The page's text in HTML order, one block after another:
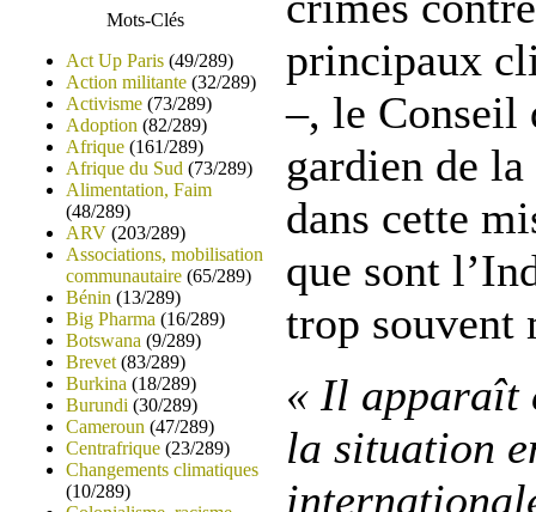
Mots-Clés
Act Up Paris (49/289)
Action militante (32/289)
Activisme (73/289)
Adoption (82/289)
Afrique (161/289)
Afrique du Sud (73/289)
Alimentation, Faim
(48/289)
ARV (203/289)
Associations, mobilisation
communautaire (65/289)
Bénin (13/289)
Big Pharma (16/289)
Botswana (9/289)
Brevet (83/289)
Burkina (18/289)
Burundi (30/289)
Cameroun (47/289)
Centrafrique (23/289)
Changements climatiques
(10/289)
principaux
–, le Conseil
gardien de
dans cette
que sont
trop souvent
« Il apparaît
la situation